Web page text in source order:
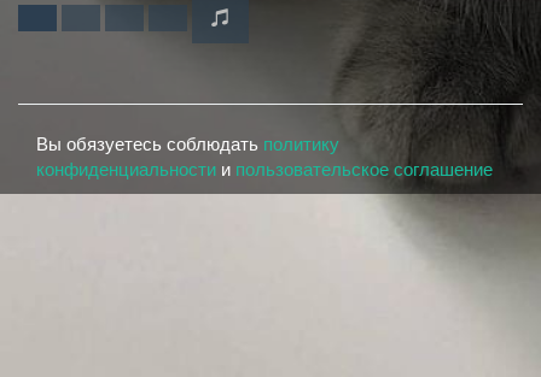
Вы обязуетесь соблюдать политику
конфиденциальности и пользовательское соглашение